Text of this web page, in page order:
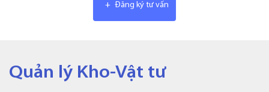
+ Đăng ký tư vấn
Quản lý Kho-Vật tư